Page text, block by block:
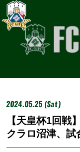
2024.05.25 (Sat)
【天皇杯1回
クラロ沼津、試